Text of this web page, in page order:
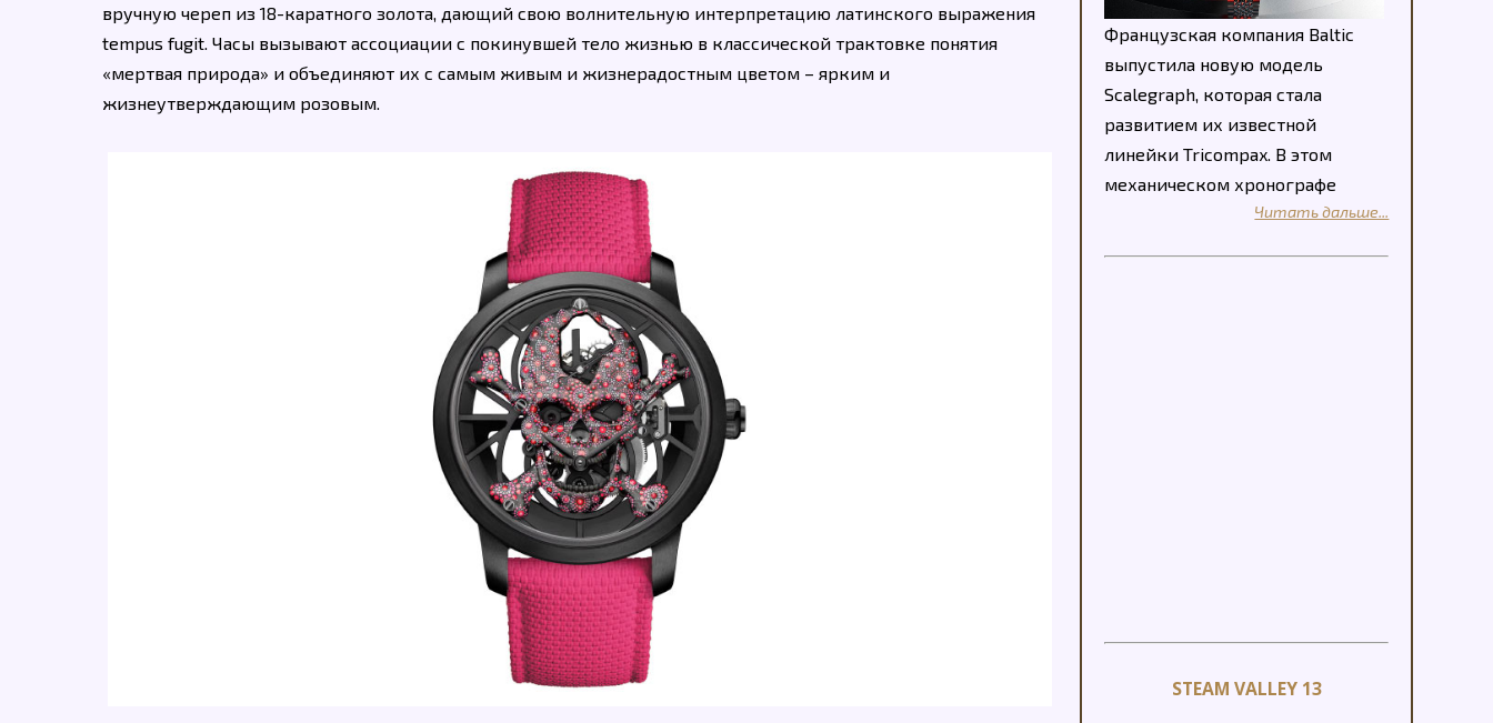
вручную череп из 18-каратного золота, дающий свою волнительную интерпретацию латинского выражения
tempus fugit. Часы вызывают ассоциации с покинувшей тело жизнью в классической трактовке понятия
«мертвая природа» и объединяют их с самым живым и жизнерадостным цветом – ярким и
жизнеутверждающим розовым.
Французская компания Baltic
выпустила новую модель
Scalegraph, которая стала
развитием их известной
линейки Tricompax. В этом
механическом хронографе
Читать дальше...
STEAM VALLEY 13